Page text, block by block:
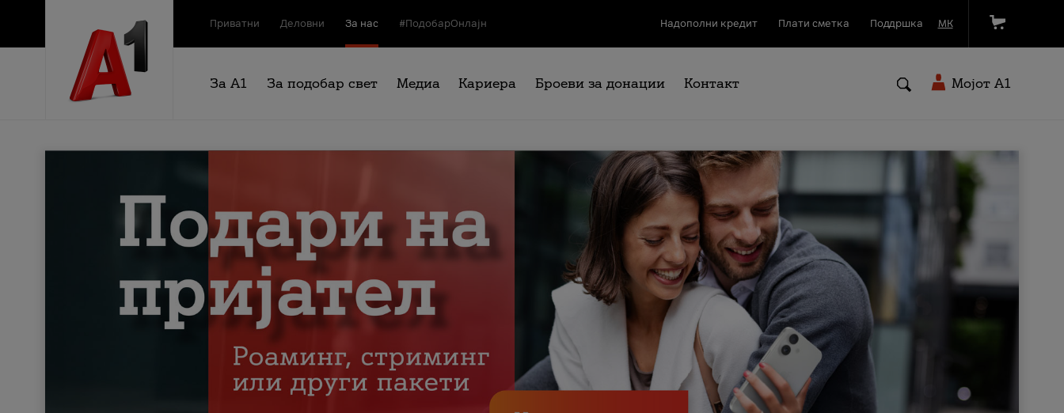
Приватни Деловни За нас #ПодобарОнлајн Надополни кредит Плати сметка Поддршка МК
За А1 За подобар свет Медиа Кариера Броеви за донации Контакт Мојот A1